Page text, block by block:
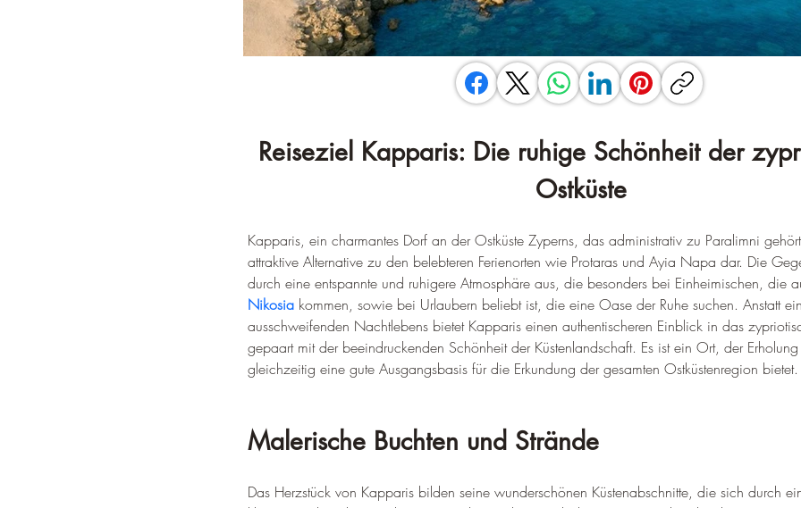
Reiseziel Kapparis: Die ruhige Schönheit der
Ostküste
Kapparis, ein charmantes Dorf an der Ostküste Zyperns, das administrativ zu Paralimni
attraktive Alternative zu den belebteren Ferienorten wie Protaras und Ayia Napa dar. Die
durch eine entspannte und ruhigere Atmosphäre aus, die besonders bei Einheimischen, die
Nikosia kommen, sowie bei Urlaubern beliebt ist, die eine Oase der Ruhe suchen. Anstatt
ausschweifenden Nachtlebens bietet Kapparis einen authentischeren Einblick in das
gepaart mit der beeindruckenden Schönheit der Küstenlandschaft. Es ist ein Ort, der
gleichzeitig eine gute Ausgangsbasis für die Erkundung der gesamten Ostküstenregion bietet.
Malerische Buchten und Strände
Das Herzstück von Kapparis bilden seine wunderschönen Küstenabschnitte, die sich durch